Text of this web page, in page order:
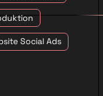
Social Ads